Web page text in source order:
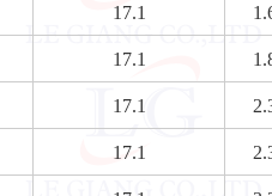
17.1
17.1
17.1
17.1